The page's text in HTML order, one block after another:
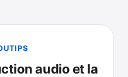
audio et la